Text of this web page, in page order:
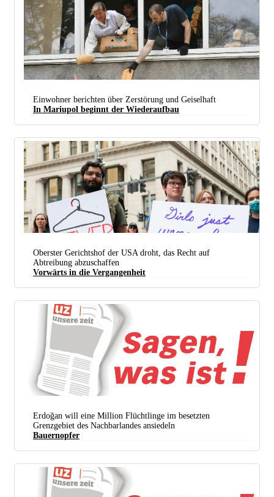
Anwohner verteilen Brot an Bedürftige in Mariupol. (Foto: © Sputnik / Alexey Kudenko)
Einwohner berichten über Zerstörung und Geiselhaft
In Mariupol beginnt der Wiederaufbau
Sie wollen das mühsam erkämpfte Recht auf Abtreibung erhalten: Demonstranten am 3. Mai in
Pittsburgh. (Foto:
Mark Dixon / Flickr / CC BY 2.0
Oberster Gerichtshof der USA droht, das Recht auf
Abtreibung abzuschaffen
Vorwärts in die Vergangenheit
Erdoğan will eine Million Flüchtlinge im besetzten
Grenzgebiet des Nachbarlandes ansiedeln
Bauernopfer